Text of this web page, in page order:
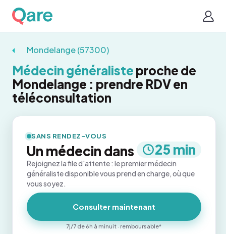
Mondelange (57300)
Médecin généraliste proche de
Mondelange : prendre RDV en
téléconsultation
SANS RENDEZ-VOUS
Un médecin dans 25 min
Rejoignez la file d'attente : le premier médecin
généraliste disponible vous prend en charge, où que
vous soyez.
Consulter maintenant
7j/7 de 6h à minuit · remboursable*